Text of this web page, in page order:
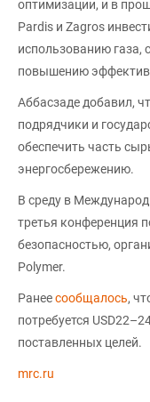
оптимизации, и в
Pardis и Zagros
использованию газа,
повышению
Аббасзаде добавил,
подрядчики и
обеспечить часть
энергосбережению.
В среду в
третья конференция
безопасностью,
Polymer.
Ранеесообщалось,
потребуется
поставленных целей.
mrc.ru